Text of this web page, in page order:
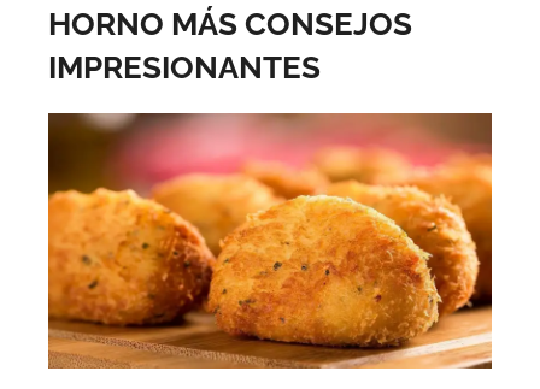
HORNO MÁS CONSEJOS
IMPRESIONANTES